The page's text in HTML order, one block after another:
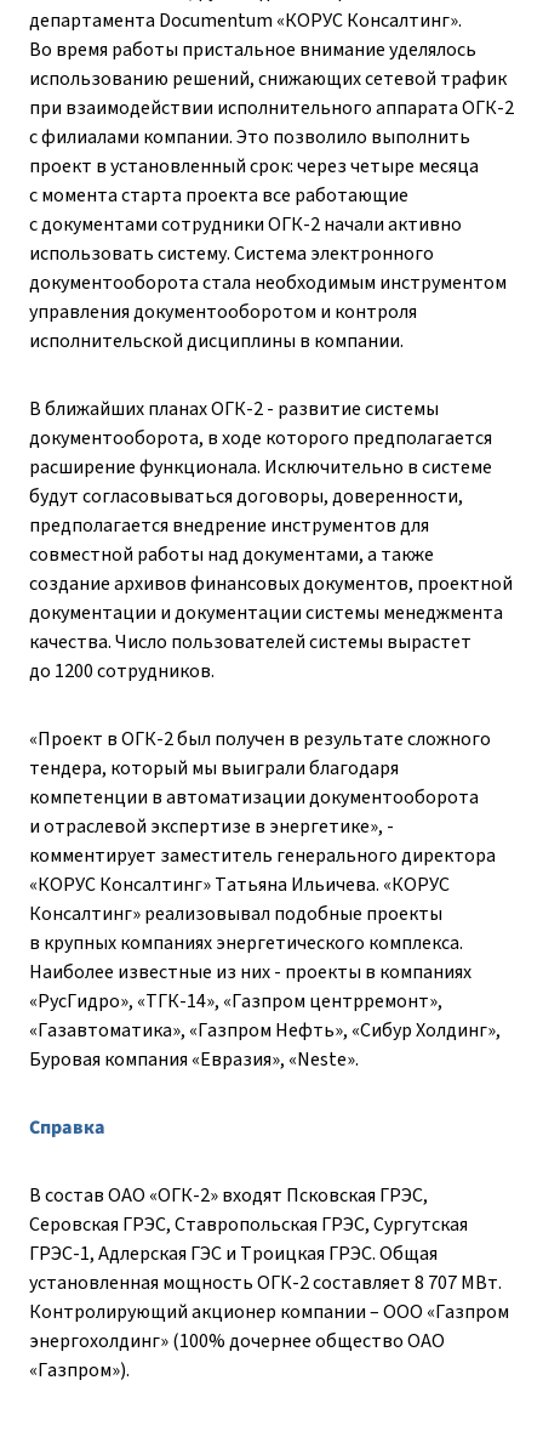
департамента Documentum «КОРУС Консалтинг».
Во время работы пристальное внимание уделялось
использованию решений, снижающих сетевой трафик
при взаимодействии исполнительного аппарата ОГК-2
с филиалами компании. Это позволило выполнить
проект в установленный срок: через четыре месяца
с момента старта проекта все работающие
с документами сотрудники ОГК-2 начали активно
использовать систему. Система электронного
документооборота стала необходимым инструментом
управления документооборотом и контроля
исполнительской дисциплины в компании.
В ближайших планах ОГК-2 - развитие системы
документооборота, в ходе которого предполагается
расширение функционала. Исключительно в системе
будут согласовываться договоры, доверенности,
предполагается внедрение инструментов для
совместной работы над документами, а также
создание архивов финансовых документов, проектной
документации и документации системы менеджмента
качества. Число пользователей системы вырастет
до 1200 сотрудников.
«Проект в ОГК-2 был получен в результате сложного
тендера, который мы выиграли благодаря
компетенции в автоматизации документооборота
и отраслевой экспертизе в энергетике», -
комментирует заместитель генерального директора
«КОРУС Консалтинг» Татьяна Ильичева. «КОРУС
Консалтинг» реализовывал подобные проекты
в крупных компаниях энергетического комплекса.
Наиболее известные из них - проекты в компаниях
«РусГидро», «ТГК-14», «Газпром центрремонт»,
«Газавтоматика», «Газпром Нефть», «Сибур Холдинг»,
Буровая компания «Евразия», «Neste».
Справка
В состав ОАО «ОГК-2» входят Псковская ГРЭС,
Серовская ГРЭС, Ставропольская ГРЭС, Сургутская
ГРЭС-1, Адлерская ГЭС и Троицкая ГРЭС. Общая
установленная мощность ОГК-2 составляет 8 707 МВт.
Контролирующий акционер компании – ООО «Газпром
энергохолдинг» (100% дочернее общество ОАО
«Газпром»).